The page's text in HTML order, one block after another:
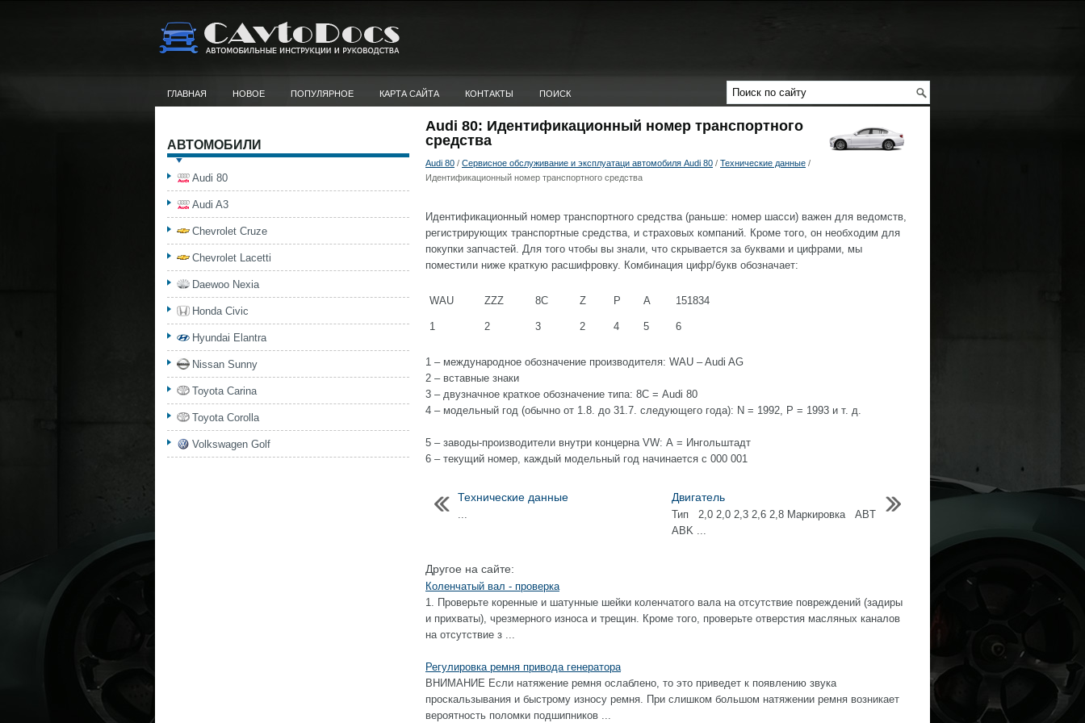
ГЛАВНАЯ НОВОЕ ПОПУЛЯРНОЕ КАРТА САЙТА КОНТАКТЫ ПОИСК
Audi 80: Идентификационный номер транспортного
средства
Audi 80 / Сервисное обслуживание и эксплуатаци автомобиля Audi 80 / Технические данные /
Идентификационный номер транспортного средства
Идентификационный номер транспортного средства (раньше: номер шасси) важен для ведомств,
регистрирующих транспортные средства, и страховых компаний. Кроме того, он необходим для
покупки запчастей. Для того чтобы вы знали, что скрывается за буквами и цифрами, мы
поместили ниже краткую расшифровку. Комбинация цифр/букв обозначает:
WAU ZZZ 8C Z P A 151834
1 2 3 2 4 5 6
1 – международное обозначение производителя: WAU – Audi AG
2 – вставные знаки
3 – двузначное краткое обозначение типа: 8С = Audi 80
4 – модельный год (обычно от 1.8. до 31.7. следующего года): N = 1992, P = 1993 и т. д.
5 – заводы-производители внутри концерна VW: А = Ингольштадт
6 – текущий номер, каждый модельный год начинается с 000 001
Технические данные
...
Двигатель
Тип 2,0 2,0 2,3 2,6 2,8 Маркировка ABT
ABK ...
Другое на сайте:
Коленчатый вал - проверка
1. Проверьте коренные и шатунные шейки коленчатого вала на отсутствие повреждений (задиры
и прихваты), чрезмерного износа и трещин. Кроме того, проверьте отверстия масляных каналов
на отсутствие з ...
Регулировка ремня привода генератора
ВНИМАНИЕ Если натяжение ремня ослаблено, то это приведет к появлению звука
проскальзывания и быстрому износу ремня. При слишком большом натяжении ремня возникает
вероятность поломки подшипников ...
АВТОМОБИЛИ
Audi 80
Audi A3
Chevrolet Cruze
Chevrolet Lacetti
Daewoo Nexia
Honda Civic
Hyundai Elantra
Nissan Sunny
Toyota Carina
Toyota Corolla
Volkswagen Golf